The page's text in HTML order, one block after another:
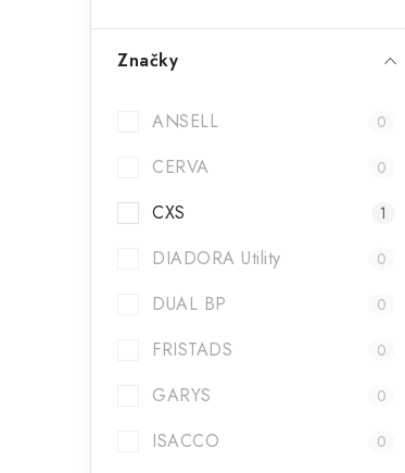
Značky
ANSELL 0
CERVA 0
CXS 1
DIADORA Utility 0
DUAL BP 0
FRISTADS 0
GARYS 0
ISACCO 0